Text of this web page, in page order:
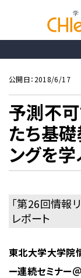
公開日：2018/6/17
予測不
たち基
ングを
「第26回情報
レポート
東北大学大学院
ー連続セミナー